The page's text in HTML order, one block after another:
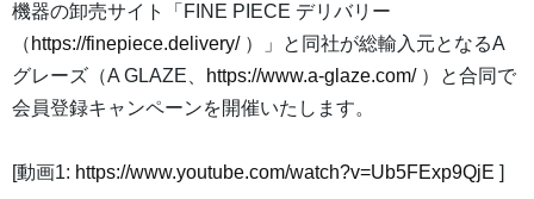
機器の卸売サイト「FINE PIECE デリバリー
（ https://finepiece.delivery/）」と同社が総輸入元となるA
グレーズ（A GLAZE、
https://www.a-glaze.com/）と合同で
会員登録キャンペーンを開催いたします。
[動画1: https://www.youtube.com/watch?v=Ub5FExp9QjE ]